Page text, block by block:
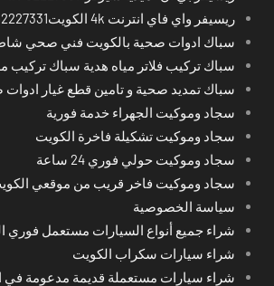
ريسيفر واي فاي انترنت 4k الكويت52227331
سباك ادوات صحية بالكويت فني صحي
سباك تركيب فلاتر مياه هدية سباك تركيب
سباك تمديد صحية و تامين قطع غيار ادوات
سجاد وموكيت الجهراء خدمة فورية
سجاد وموكيت تشكيلة فاخرة الكويت
سجاد وموكيت حولي فوري 24 ساعة
سجاد وموكيت فاخر قريب من موقعي
سياسة الخصوصية
شراء جميع أنواع السيارات مستعمل فوري
شراء سيارات سكراب الكويت
شراء سيارات مستعملة قديمة مدعومة في